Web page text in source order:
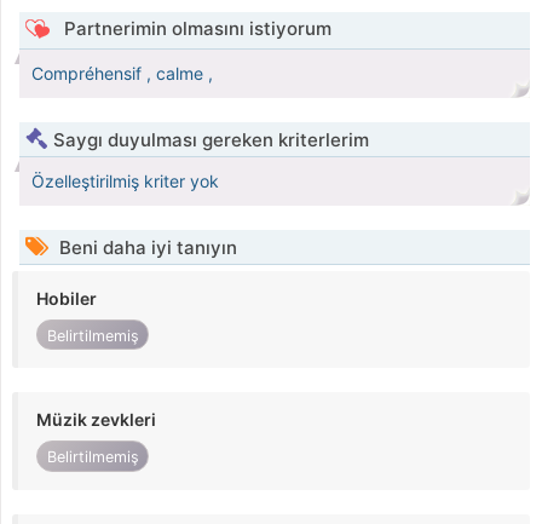
Partnerimin olmasını istiyorum
Compréhensif , calme ,
Saygı duyulması gereken kriterlerim
Özelleştirilmiş kriter yok
Beni daha iyi tanıyın
Hobiler
Belirtilmemiş
Müzik zevkleri
Belirtilmemiş